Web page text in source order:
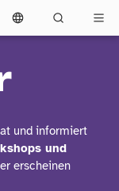
und informiert
und
erscheinen